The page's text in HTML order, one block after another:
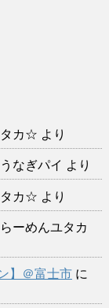
タカ☆ より
うなぎパイ より
タカ☆ より
らーめんユタカ
】＠富士市に